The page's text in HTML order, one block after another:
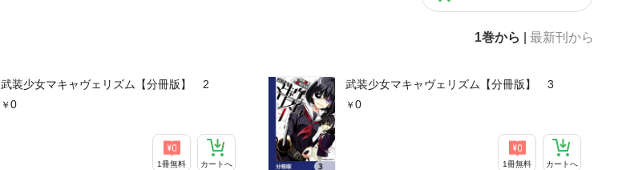
1巻から 最新刊から
武装少女マキャヴェリズム【分冊版】 2
0
1冊無料 カートへ
武装少女マキャヴェリズム【分冊版】 3
0
1冊無料 カートへ